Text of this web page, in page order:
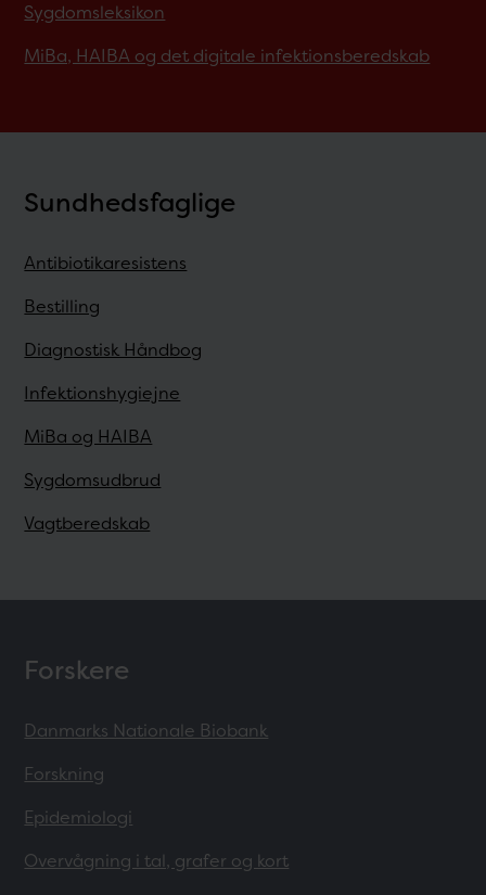
Sygdomsleksikon
MiBa, HAIBA og det digitale infektionsberedskab
Sundhedsfaglige
Antibiotikaresistens
Bestilling
Diagnostisk Håndbog
Infektionshygiejne
MiBa og HAIBA
Sygdomsudbrud
Vagtberedskab
Forskere
Danmarks Nationale Biobank
Forskning
Epidemiologi
Overvågning i tal, grafer og kort